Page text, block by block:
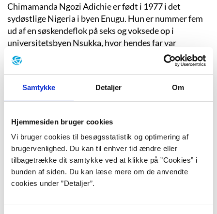
Samtykke Detaljer Om
Hjemmesiden bruger cookies
Vi bruger cookies til besøgsstatistik og optimering af
brugervenlighed. Du kan til enhver tid ændre eller
tilbagetrække dit samtykke ved at klikke på ”Cookies” i
bunden af siden. Du kan læse mere om de anvendte
cookies under ”Detaljer”.
Chimamanda Ngozi Adichie er født i 1977 i det
sydøstlige Nigeria i byen Enugu. Hun er nummer fem
ud af en søskendeflok på seks og voksede op i
universitetsbyen Nsukka, hvor hendes far var
professor i statistik og hendes mor var
administrationschef på byens universitet. Adichie er
akademiske middelklasse, hvilket betød, at en
videregående uddannelse var obligatorisk for alle
Allerede som 8-årig besøgte Adichie USA første gang,
fordi hendes far underviste i Californien i en kortere
periode, og som 19-årig emigrerede hun til USA, så
hun kunne slippe for medicinstudiet. Hun fortæller:
”Jeg har aldrig brudt mig om det naturvidenskabelige spor,
dårlige studerende, der læste humaniora. Og dem ville jeg